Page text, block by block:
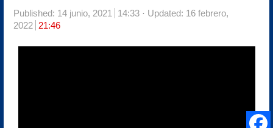
Published: 14 junio, 2021 14:33
Updated: 16 febrero,
2022
21:46